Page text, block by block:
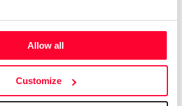
Allow all
Customize
y compuesto en un grupo de rock
En música tengo un año de piano,
Me gustan muchos estilos, pero
rock de los 70, la música clásica,
y la Ópera, en la que me declaro fan
rusos del Grupo de lis Cinco.